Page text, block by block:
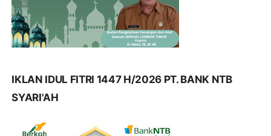
IKLAN IDUL FITRI 1447 H/2026 PT. BANK NTB
SYARI'AH